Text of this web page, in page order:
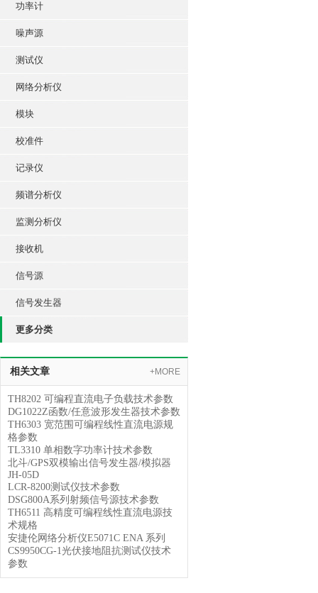
功率计
噪声源
测试仪
网络分析仪
模块
校准件
记录仪
频谱分析仪
监测分析仪
接收机
信号源
信号发生器
更多分类
相关文章 +MORE
TH8202 可编程直流电子负载技术参数
DG1022Z函数/任意波形发生器技术参数
TH6303 宽范围可编程线性直流电源规
格参数
TL3310 单相数字功率计技术参数
北斗/GPS双模输出信号发生器/模拟器
JH-05D
LCR-8200测试仪技术参数
DSG800A系列射频信号源技术参数
TH6511 高精度可编程线性直流电源技
术规格
安捷伦网络分析仪E5071C ENA 系列
CS9950CG-1光伏接地阻抗测试仪技术
参数